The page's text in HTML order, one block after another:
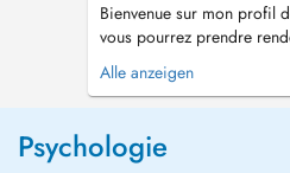
Bienvenue sur mon profil
vous pourrez prendre
pour une séance en
(walking therapy) ou en
chemin de votre mieux-être
qui est important pour vous
Alle anzeigen
Psychologie